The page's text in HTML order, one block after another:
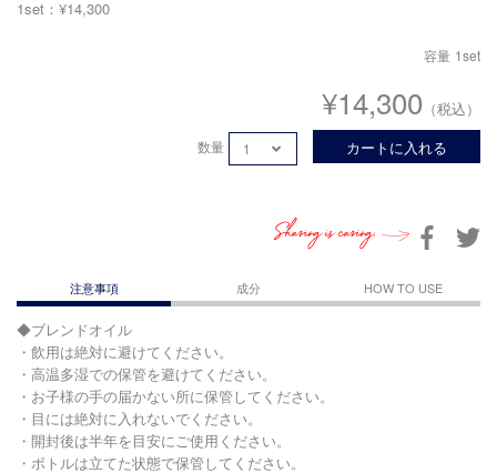
1set：¥14,300
容量 1set
¥14,300 （税込）
数量 カートに入れる
注意事項 成分 HOW TO USE
◆ブレンドオイル
・飲用は絶対に避けてください。
・高温多湿での保管を避けてください。
・お子様の手の届かない所に保管してください。
・目には絶対に入れないでください。
・開封後は半年を目安にご使用ください。
・ボトルは立てた状態で保管してください。